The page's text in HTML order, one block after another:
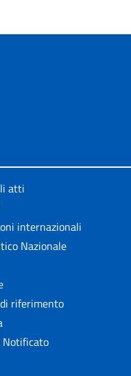
atti
internazionali
Nazionale
riferimento
Notificato